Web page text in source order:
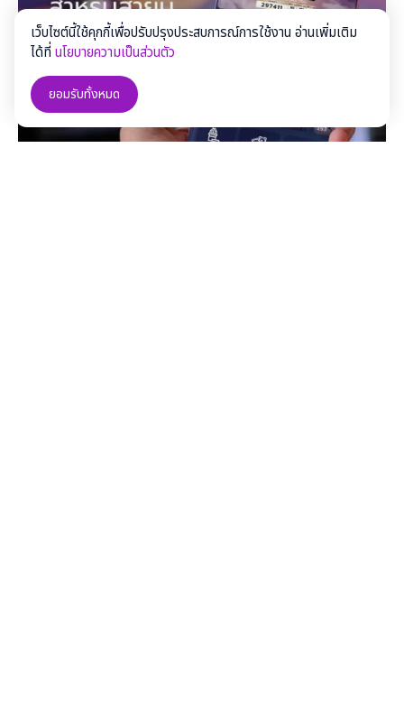
เว็บไซต์นี้ใช้คุกกี้เพื่อปรับปรุงประสบการณ์การใช้งาน อ่านเพิ่มเติม
ได้ที่นโยบายความเป็นส่วนตัว
ยอมรับทั้งหมด